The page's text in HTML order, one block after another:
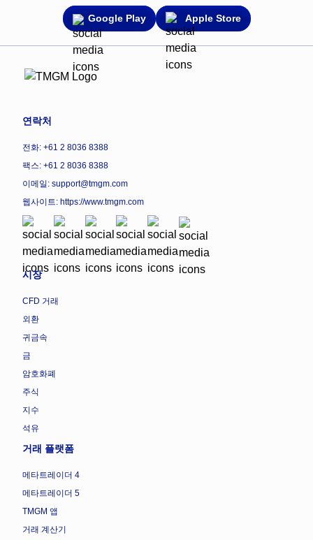
Google Play Apple Store
연락처
전화: +61 2 8036 8388
팩스: +61 2 8036 8388
이메일: support@tmgm.com
웹사이트: https://www.tmgm.com
시장
CFD 거래
외환
귀금속
금
암호화폐
주식
지수
석유
거래 플랫폼
메타트레이더 4
메타트레이더 5
TMGM 앱
거래 계산기